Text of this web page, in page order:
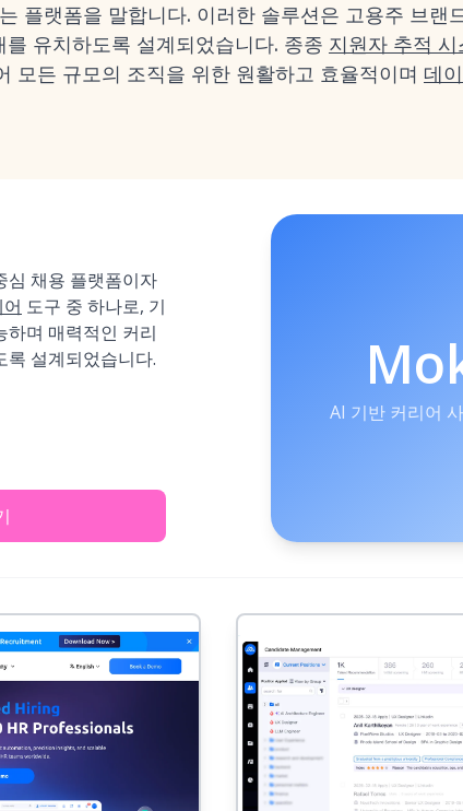
플랫폼을 말합니다. 이러한 솔루션은 고용주 브랜
유치하도록 설계되었습니다. 종종 지원자 추적
모든 규모의 조직을 위한 원활하고 효율적이며 데
심 채용 플랫폼이자
도구 중 하나로, 기
하며 매력적인 커리
록 설계되었습니다.
AI 기반 커리어